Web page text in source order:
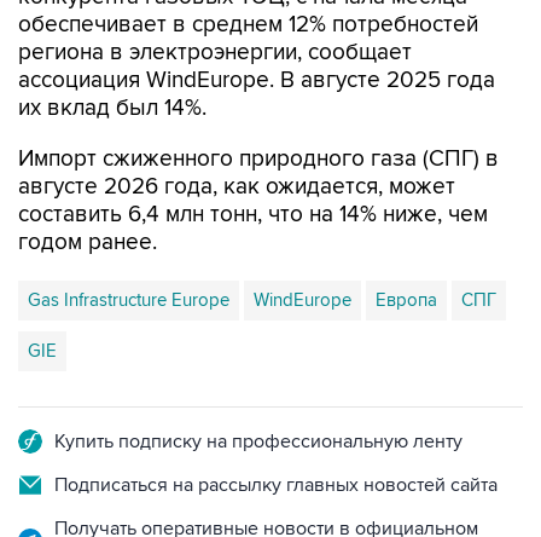
обеспечивает в среднем 12% потребностей
региона в электроэнергии, сообщает
ассоциация WindEurope. В августе 2025 года
их вклад был 14%.
Импорт сжиженного природного газа (СПГ) в
августе 2026 года, как ожидается, может
составить 6,4 млн тонн, что на 14% ниже, чем
годом ранее.
Gas Infrastructure Europe WindEurope Европа СПГ
GIE
Купить подписку на профессиональную ленту
Подписаться на рассылку главных новостей сайта
Получать оперативные новости в официальном